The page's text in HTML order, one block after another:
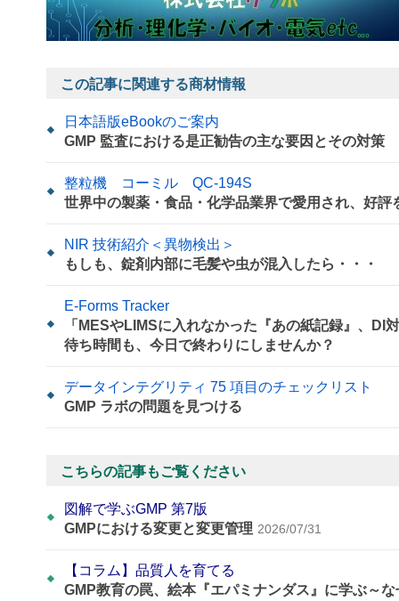
この記事に関連する商材情報
日本語版eBookのご案内
GMP 監査における是正勧告の主な要因とその対策
整粒機 コーミル QC-194S
世界中の製薬・食品・化学品業界で愛用され、好評
NIR 技術紹介＜異物検出＞
もしも、錠剤内部に毛髪や虫が混入したら・・・
E-Forms Tracker
「MESやLIMSに入れなかった『あの紙記録』、
待ち時間も、今日で終わりにしませんか？
データインテグリティ 75 項目のチェックリスト
GMP ラボの問題を見つける
こちらの記事もご覧ください
図解で学ぶGMP 第7版
GMPにおける変更と変更管理 2026/07/31
【コラム】品質人を育てる
GMP教育の罠、絵本『エパミナンダス』に学ぶ～